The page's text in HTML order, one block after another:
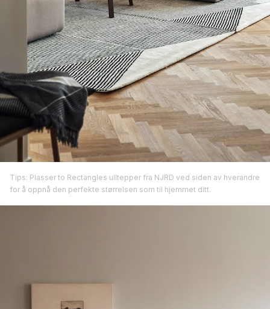
Tips: Plasser to Rectangles ulltepper fra NJRD ved siden av hverandre
for å oppnå den perfekte størrelsen som til hjemmet ditt.